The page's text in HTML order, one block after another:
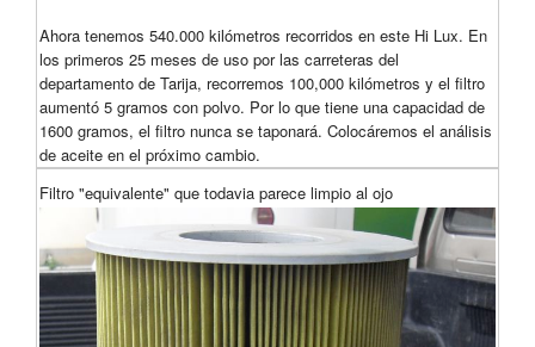
Ahora tenemos 540.000 kilómetros recorridos en este Hi Lux. En
los primeros 25 meses de uso por las carreteras del
departamento de Tarija, recorremos 100,000 kilómetros y el filtro
aumentó 5 gramos con polvo. Por lo que tiene una capacidad de
1600 gramos, el filtro nunca se taponará. Colocáremos el análisis
de aceite en el próximo cambio.
Filtro "equivalente" que todavia parece limpio al ojo